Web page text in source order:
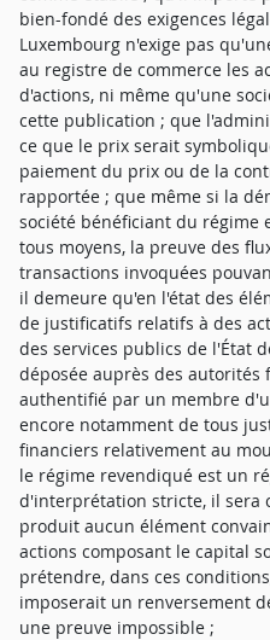
bien-fondé des exigences
Luxembourg n'exige pas
au registre de commerce les
d'actions, ni même qu'une
cette publication ; que
ce que le prix serait
paiement du prix ou de la
rapportée ; que même si la
société bénéficiant du
tous moyens, la preuve des
transactions invoquées
il demeure qu'en l'état des
de justificatifs relatifs à des
des services publics de l'État
déposée auprès des autorités
authentifié par un membre
encore notamment de tous
financiers relativement au
le régime revendiqué est un
d'interprétation stricte, il sera
produit aucun élément
actions composant le capital
prétendre, dans ces
imposerait un renversement
une preuve impossible ;